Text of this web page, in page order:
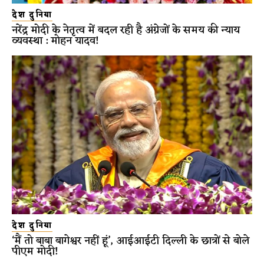
देश दुनिया
नरेंद्र मोदी के नेतृत्व में बदल रही है अंग्रेजों के समय की न्याय
व्यवस्था : मोहन यादव!
देश दुनिया
‘मैं तो बाबा बागेश्वर नहीं हूं’, आईआईटी दिल्ली के छात्रों से बोले
पीएम मोदी!